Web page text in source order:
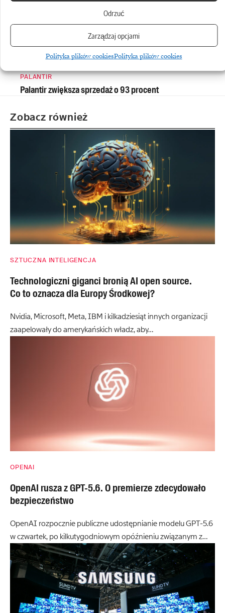
Odrzuć
Zarządzaj opcjami
Polityka plików cookiesPolityka plików cookies
PALANTIR
Palantir zwiększa sprzedaż o 93 procent
Zobacz również
SZTUCZNA INTELIGENCJA
Technologiczni giganci bronią AI open source.
Co to oznacza dla Europy Środkowej?
Nvidia, Microsoft, Meta, IBM i kilkadziesiąt innych organizacji
zaapelowały do amerykańskich władz, aby…
OPENAI
OpenAI rusza z GPT-5.6. O premierze zdecydowało
bezpieczeństwo
OpenAI rozpocznie publiczne udostępnianie modelu GPT-5.6
w czwartek, po kilkutygodniowym opóźnieniu związanym z…